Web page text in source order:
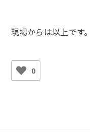
現場からは以上です
0